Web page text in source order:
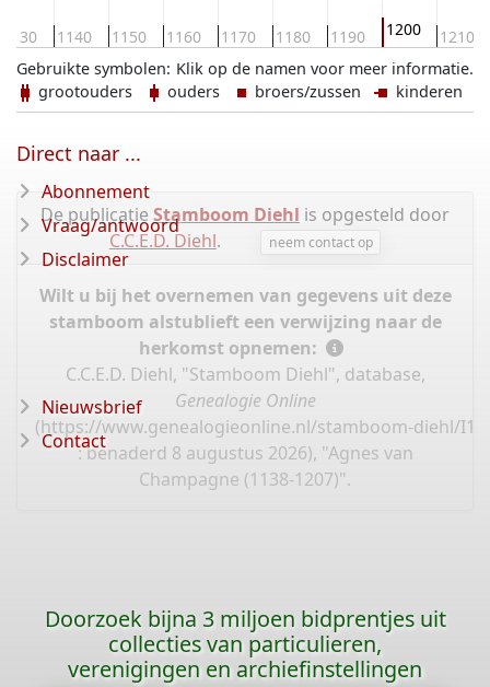
1130 1140 1150 1160 1170 1180 1190 1200 1210
Klik op de namen voor meer informatie.
Gebruikte symbolen:
grootouders
ouders broers/zussen kinderen
De publicatie Stamboom Diehl is opgesteld door
C.C.E.D. Diehl. neem contact op
Wilt u bij het overnemen van gegevens uit deze
stamboom alstublieft een verwijzing naar de
herkomst opnemen:
C.C.E.D. Diehl, "Stamboom Diehl", database,
Genealogie Online
(https://www.genealogieonline.nl/stamboom-diehl/
: benaderd 8 augustus 2026), "Agnes van
Champagne (1138-1207)".
Direct naar ...
Abonnement
Vraag/antwoord
Disclaimer
Nieuwsbrief
Contact
Doorzoek bijna 3 miljoen bidprentjes uit
collecties van particulieren,
verenigingen en archiefinstellingen